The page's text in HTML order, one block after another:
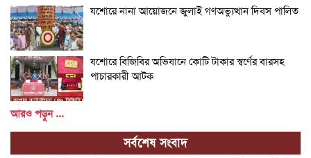
যশোরে নানা আয়োজনে জুলাই গণঅভ্যুত্থান দিবস পালিত
যশোরে বিজিবির অভিযানে কোটি টাকার স্বর্ণের বারসহ
পাচারকারী আটক
আরও পড়ুন ...
সর্বশেষ সংবাদ